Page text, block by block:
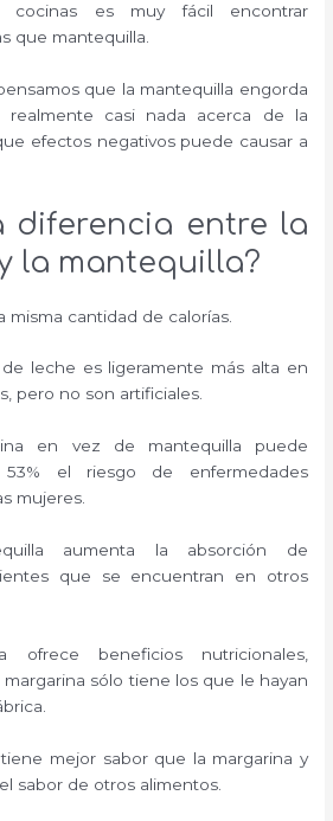
cocinas es muy fácil encontrar
que mantequilla.
que la mantequilla engorda
casi nada acerca de la
efectos negativos puede causar a
diferencia entre la
la mantequilla?
misma cantidad de calorías.
leche es ligeramente más alta en
pero no son artificiales.
en vez de mantequilla puede
el riesgo de enfermedades
mujeres.
aumenta la absorción de
que se encuentran en otros
ofrece beneficios nutricionales,
sólo tiene los que le hayan
mejor sabor que la margarina y
sabor de otros alimentos.